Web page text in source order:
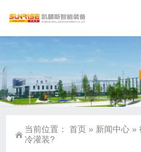
当前位置： 首页 » 新闻中心 »
冷灌装?